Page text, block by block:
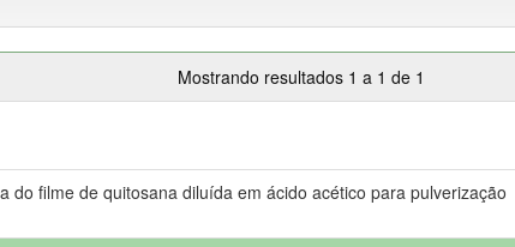
Mostrando resultados 1 a 1 de 1
do filme de quitosana diluída em ácido acético para pulverização